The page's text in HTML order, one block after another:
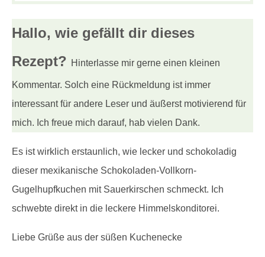
Hallo, wie gefällt dir dieses
Rezept? Hinterlasse mir gerne einen kleinen
Kommentar. Solch eine Rückmeldung ist immer
interessant für andere Leser und äußerst motivierend für
mich. Ich freue mich darauf, hab vielen Dank.
Es ist wirklich erstaunlich, wie lecker und schokoladig
dieser mexikanische Schokoladen-Vollkorn-
Gugelhupfkuchen mit Sauerkirschen schmeckt. Ich
schwebte direkt in die leckere Himmelskonditorei.
Liebe Grüße aus der süßen Kuchenecke